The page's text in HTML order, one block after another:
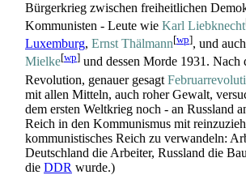
Bürgerkrieg zwischen freiheitlichen
Kommunisten - Leute wie Karl Liebknecht
Luxemburg, Ernst Thälmann[wp], und
Mielke[wp] und dessen Morde 1931. Nach
Revolution, genauer gesagt
mit allen Mitteln, auch roher Gewalt,
dem ersten Weltkrieg noch - an Russland
Reich in den Kommunismus mit
kommunistisches Reich zu verwandeln:
Deutschland die Arbeiter, Russland die
die DDR wurde.)